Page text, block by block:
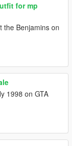
for mp
the Benjamins on
1998 on GTA